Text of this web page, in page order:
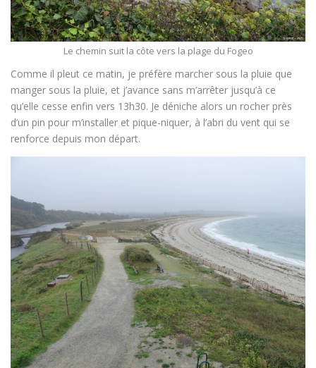
Le chemin suit la côte vers la plage du Fogeo
Comme il pleut ce matin, je préfère marcher sous la pluie que
manger sous la pluie, et j’avance sans m’arrêter jusqu’à ce
qu’elle cesse enfin vers 13h30. Je déniche alors un rocher près
d’un pin pour m’installer et pique-niquer, à l’abri du vent qui se
renforce depuis mon départ.